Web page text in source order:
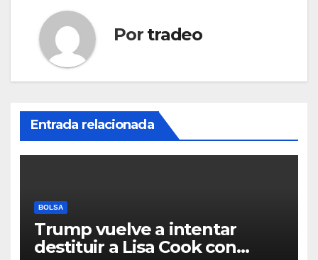
Por tradeo
Entrada relacionada
BOLSA
Trump vuelve a intentar
destituir a Lisa Cook con